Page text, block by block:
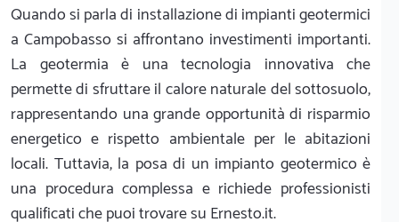
Quando si parla di installazione di impianti geotermici
a Campobasso si affrontano investimenti importanti.
La geotermia è una tecnologia innovativa che
permette di sfruttare il calore naturale del sottosuolo,
rappresentando una grande opportunità di risparmio
energetico e rispetto ambientale per le abitazioni
locali. Tuttavia, la posa di un impianto geotermico è
una procedura complessa e richiede professionisti
qualificati che puoi trovare su Ernesto.it.